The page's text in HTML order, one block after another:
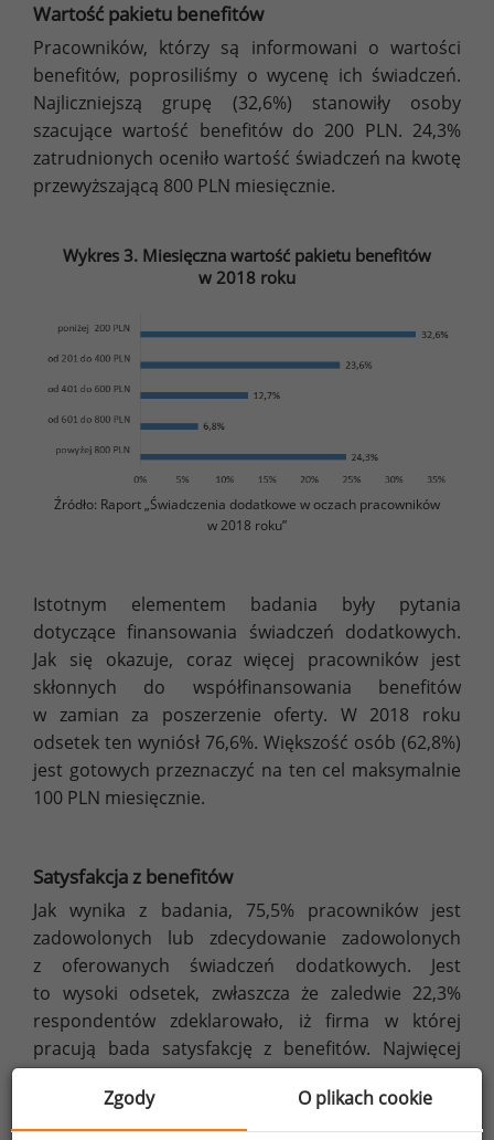
Wartość pakietu benefitów
Pracowników, którzy są informowani o wartości
benefitów, poprosiliśmy o wycenę ich świadczeń.
Najliczniejszą grupę (32,6%) stanowiły osoby
szacujące wartość benefitów do 200 PLN. 24,3%
zatrudnionych oceniło wartość świadczeń na kwotę
przewyższającą 800 PLN miesięcznie.
Wykres 3. Miesięczna wartość pakietu benefitów
w 2018 roku
Źródło: Raport „Świadczenia dodatkowe w oczach pracowników
w 2018 roku”
Istotnym elementem badania były pytania
dotyczące finansowania świadczeń dodatkowych.
Jak się okazuje, coraz więcej pracowników jest
skłonnych do współfinansowania benefitów
w zamian za poszerzenie oferty. W 2018 roku
odsetek ten wyniósł 76,6%. Większość osób (62,8%)
jest gotowych przeznaczyć na ten cel maksymalnie
100 PLN miesięcznie.
Satysfakcja z benefitów
Jak wynika z badania, 75,5% pracowników jest
zadowolonych lub zdecydowanie zadowolonych
z oferowanych świadczeń dodatkowych. Jest
to wysoki odsetek, zwłaszcza że zaledwie 22,3%
respondentów zdeklarowało, iż firma w której
pracują bada satysfakcję z benefitów. Najwięcej
firm prowadzących takie badania robi to raz
do roku (59,2%). Częściej niż raz na rok satysfakcję
pracowników z benefitów bada 15,9%
Zgody O plikach cookie